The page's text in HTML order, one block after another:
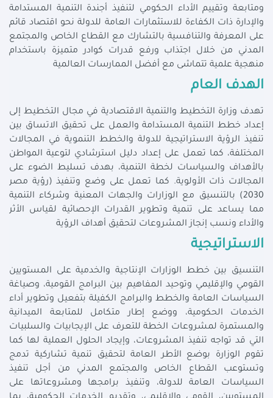
ومتابعة وتقييم الأداء الحكومي لتنفيذ أجندة التنمية المستدامة
والإدارة ذات الكفاءة للاستثمارات العامة للدولة نحو اقتصاد قائم
على المعرفة والتنافسية بالتشارك مع القطاع الخاص والمجتمع
المدني من خلال اجتذاب ورفع قدرات كوادر متميزة باستخدام
منهجية علمية تتماشى مع أفضل الممارسات العالمية
الهدف العام
تهدف وزارة التخطيط والتنمية الاقتصادية في مجال التخطيط إلى
إعداد خطط التنمية المستدامة والعمل على تحقيق الاتساق بين
تنفيذ الرؤية الاستراتيجية للدولة والخطط التنموية في المجالات
المختلفة، كما تعمل على إعداد دليل استرشادي لتوعية المواطن
بالأهداف والسياسات لخطة التنمية، بهدف تسليط الضوء على
المجالات ذات الأولوية. كما تعمل على وضع وتنفيذ (رؤية مصر
2030) بالتنسيق مع الوزارات والجهات المعنية وشركاء التنمية
مما يساعد على تنمية وتطوير القدرات الإحصائية لقياس الأثر
والأداء ونسب إنجاز المشروعات لتحقيق أهداف الرؤية
الاستراتيجية
التنسيق بين خطط الوزارات الإنتاجية والخدمية على المستويين
القومي والإقليمي وتوحيد المفاهيم بين البرامج القومية، وصياغة
السياسات العامة والخطط والبرامج الكفيلة بتفعيل وتطوير أداء
الخدمات الحكومية، ووضع إطار متكامل للمتابعة الميدانية
والمستمرة لمشروعات الخطة للتعرف على الإيجابيات والسلبيات
التي قد تواجه تنفيذ المشروعات، وإيجاد الحلول العملية لها كما
تقوم الوزارة بوضع الأطر العامة لتحقيق تنمية تشاركية تدمج
وتستوعب القطاع الخاص والمجتمع المدني من أجل تنفيذ
السياسات العامة للدولة، وتنفيذ برامجها ومشروعاتها على